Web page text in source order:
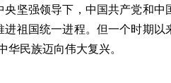
坚强领导下，中国共产党和中
祖国统一进程。但一个时期以
华民族迈向伟大复兴。